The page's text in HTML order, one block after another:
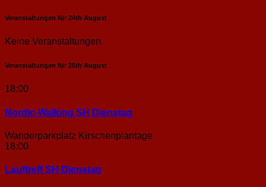
Veranstaltungen für 24th August
Keine Veranstaltungen
Veranstaltungen für 25th August
18:00
Nordic-Walking SH Dienstag
Wanderparkplatz Kirschenplantage
18:00
Lauftreff SH Dienstag